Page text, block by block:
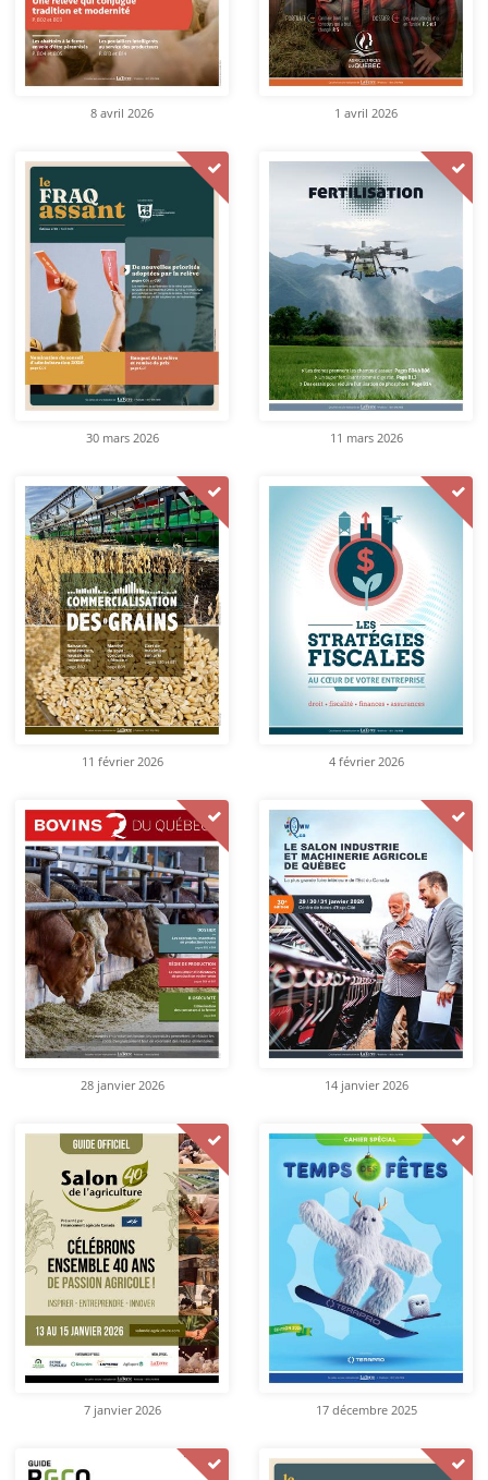
8 avril 2026 1 avril 2026
30 mars 2026 11 mars 2026
11 février 2026 4 février 2026
28 janvier 2026 14 janvier 2026
7 janvier 2026 17 décembre 2025